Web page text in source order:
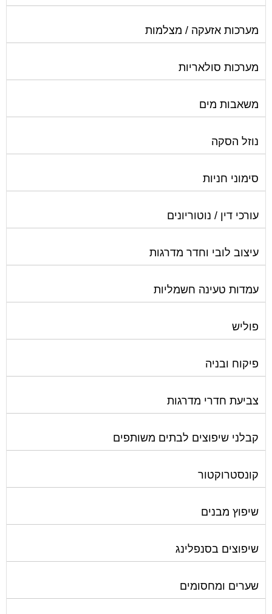
מערכות אזעקה / מצלמות
מערכות סולאריות
משאבות מים
נוזל הסקה
סימוני חניות
עורכי דין / נוטוריונים
עיצוב לובי וחדר מדרגות
עמדות טעינה חשמליות
פוליש
פיקוח ובניה
צביעת חדרי מדרגות
קבלני שיפוצים לבתים משותפים
קונסטרוקטור
שיפוץ מבנים
שיפוצים בסנפלינג
שערים ומחסומים